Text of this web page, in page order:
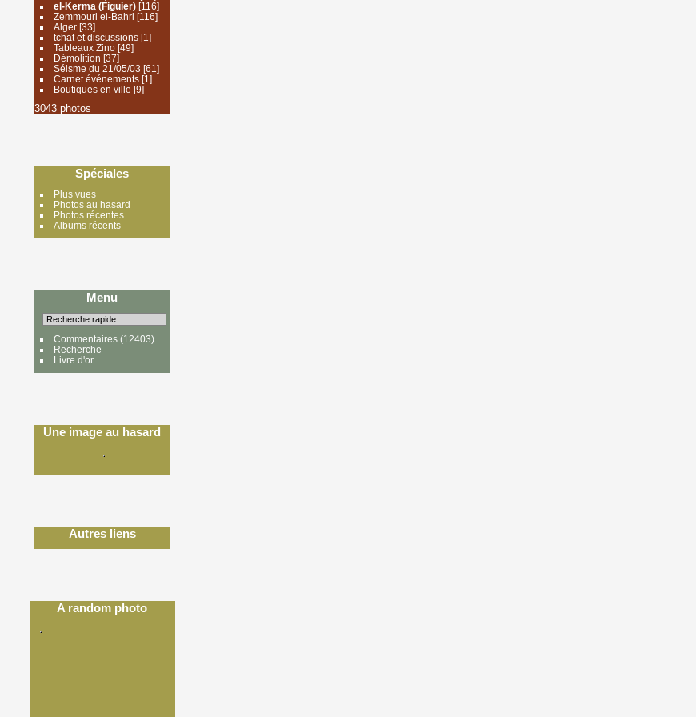
el-Kerma (Figuier)[116]
Zemmouri el-Bahri [116]
Alger[33]
tchat et discussions[1]
Tableaux Zino[49]
Démolition [37]
Séisme du 21/05/03 [61]
Carnet événements[1]
Boutiques en ville [9]
3043 photos
Spéciales
Plus vues
Photos au hasard
Photos récentes
Albums récents
Menu
Commentaires(12403)
Recherche
Livre d'or
Une image au hasard
Autres liens
A random photo